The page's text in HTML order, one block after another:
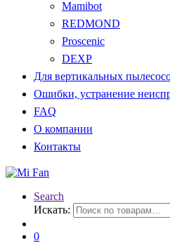
Mamibot
REDMOND
Proscenic
DEXP
Для вертикальных
Ошибки, устранение
FAQ
О компании
Контакты
Search
Искать:
0